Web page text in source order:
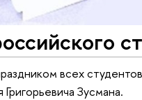
всех
Зусмана.